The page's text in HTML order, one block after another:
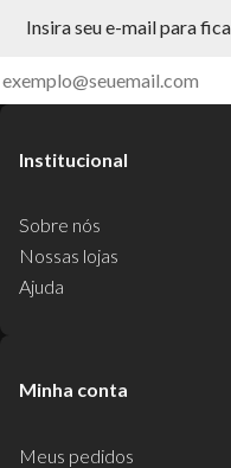
Insira seu e-mail para
Institucional
Sobre nós
Nossas lojas
Ajuda
Minha conta
Meus pedidos